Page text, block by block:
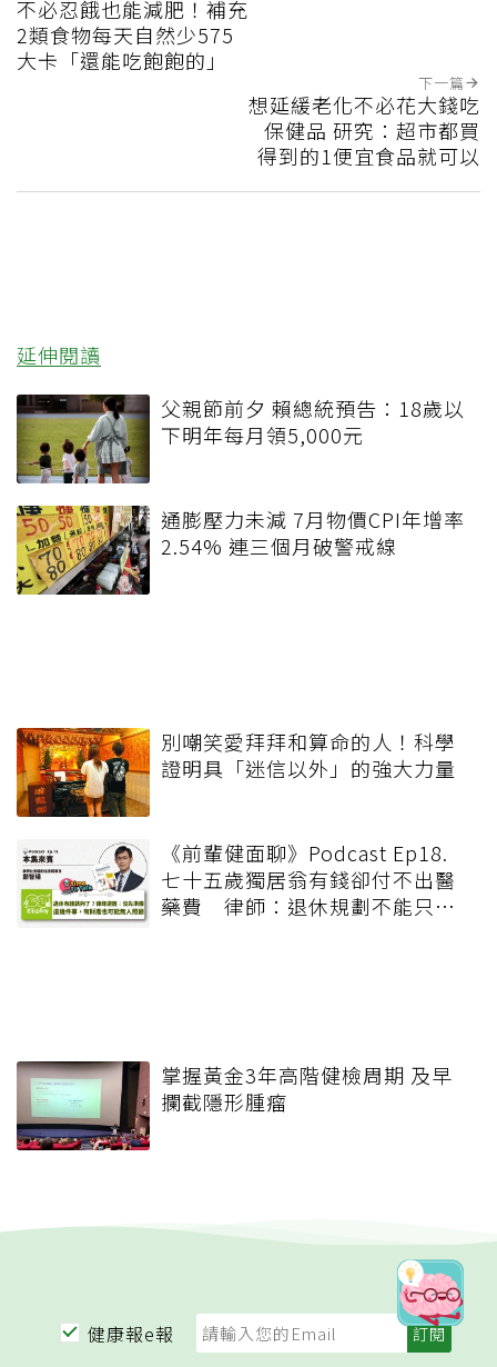
不必忍餓也能減肥！補充
2類食物每天自然少575
大卡「還能吃飽飽的」
下一篇
想延緩老化不必花大錢吃
保健品 研究：超市都買
得到的1便宜食品就可以
延伸閱讀
父親節前夕 賴總統預告：18歲以
下明年每月領5,000元
通膨壓力未減 7月物價CPI年增率
2.54% 連三個月破警戒線
別嘲笑愛拜拜和算命的人！科學
證明具「迷信以外」的強大力量
《前輩健面聊》Podcast Ep18.
七十五歲獨居翁有錢卻付不出醫
藥費 律師：退休規劃不能只有
掌握黃金3年高階健檢周期 及早
攔截隱形腫瘤
健康報e報